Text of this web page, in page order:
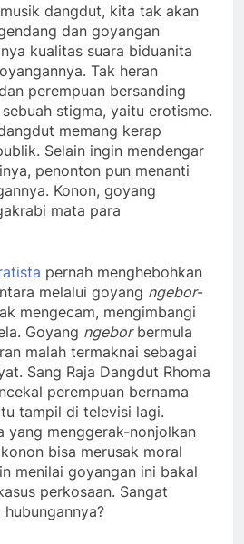
dangdut, kita tak akan
dan goyangan
kualitas suara biduanita
Tak heran
perempuan bersanding
stigma, yaitu erotisme.
memang kerap
Selain ingin mendengar
penonton pun menanti
Konon, goyang
mata para
pernah menghebohkan
melalui goyang ngebor-
mengecam, mengimbangi
Goyang ngeborbermula
malah termaknai sebagai
Sang Raja Dangdut Rhoma
perempuan bernama
tampil di televisi lagi.
yang menggerak-nonjolkan
bisa merusak moral
menilai goyangan ini bakal
perkosaan. Sangat